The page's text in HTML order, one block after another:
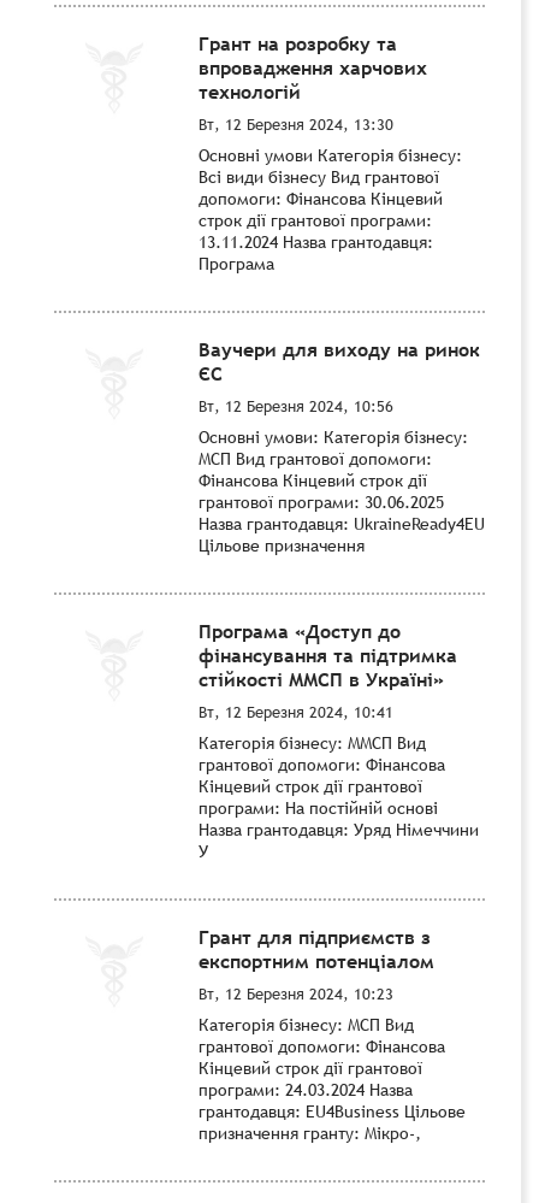
Грант на розробку та
впровадження харчових
технологій
Вт, 12 Березня 2024, 13:30
Основні умови Категорія бізнесу:
Всі види бізнесу Вид грантової
допомоги: Фінансова Кінцевий
строк дії грантової програми:
13.11.2024 Назва грантодавця:
Програма
Ваучери для виходу на ринок
ЄС
Вт, 12 Березня 2024, 10:56
Основні умови: Категорія бізнесу:
МСП Вид грантової допомоги:
Фінансова Кінцевий строк дії
грантової програми: 30.06.2025
Назва грантодавця: UkraineReady4EU
Цільове призначення
Програма «Доступ до
фінансування та підтримка
стійкості ММСП в Україні»
Вт, 12 Березня 2024, 10:41
Категорія бізнесу: ММСП Вид
грантової допомоги: Фінансова
Кінцевий строк дії грантової
програми: На постійній основі
Назва грантодавця: Уряд Німеччини
У
Грант для підприємств з
експортним потенціалом
Вт, 12 Березня 2024, 10:23
Категорія бізнесу: МСП Вид
грантової допомоги: Фінансова
Кінцевий строк дії грантової
програми: 24.03.2024 Назва
грантодавця: EU4Business Цільове
призначення гранту: Мікро-,